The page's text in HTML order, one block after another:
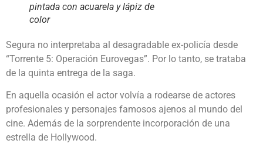
pintada con acuarela y lápiz de
color
Segura no interpretaba al desagradable ex-policía desde
“Torrente 5: Operación Eurovegas”. Por lo tanto, se trataba
de la quinta entrega de la saga.
En aquella ocasión el actor volvía a rodearse de actores
profesionales y personajes famosos ajenos al mundo del
cine. Además de la sorprendente incorporación de una
estrella de Hollywood.